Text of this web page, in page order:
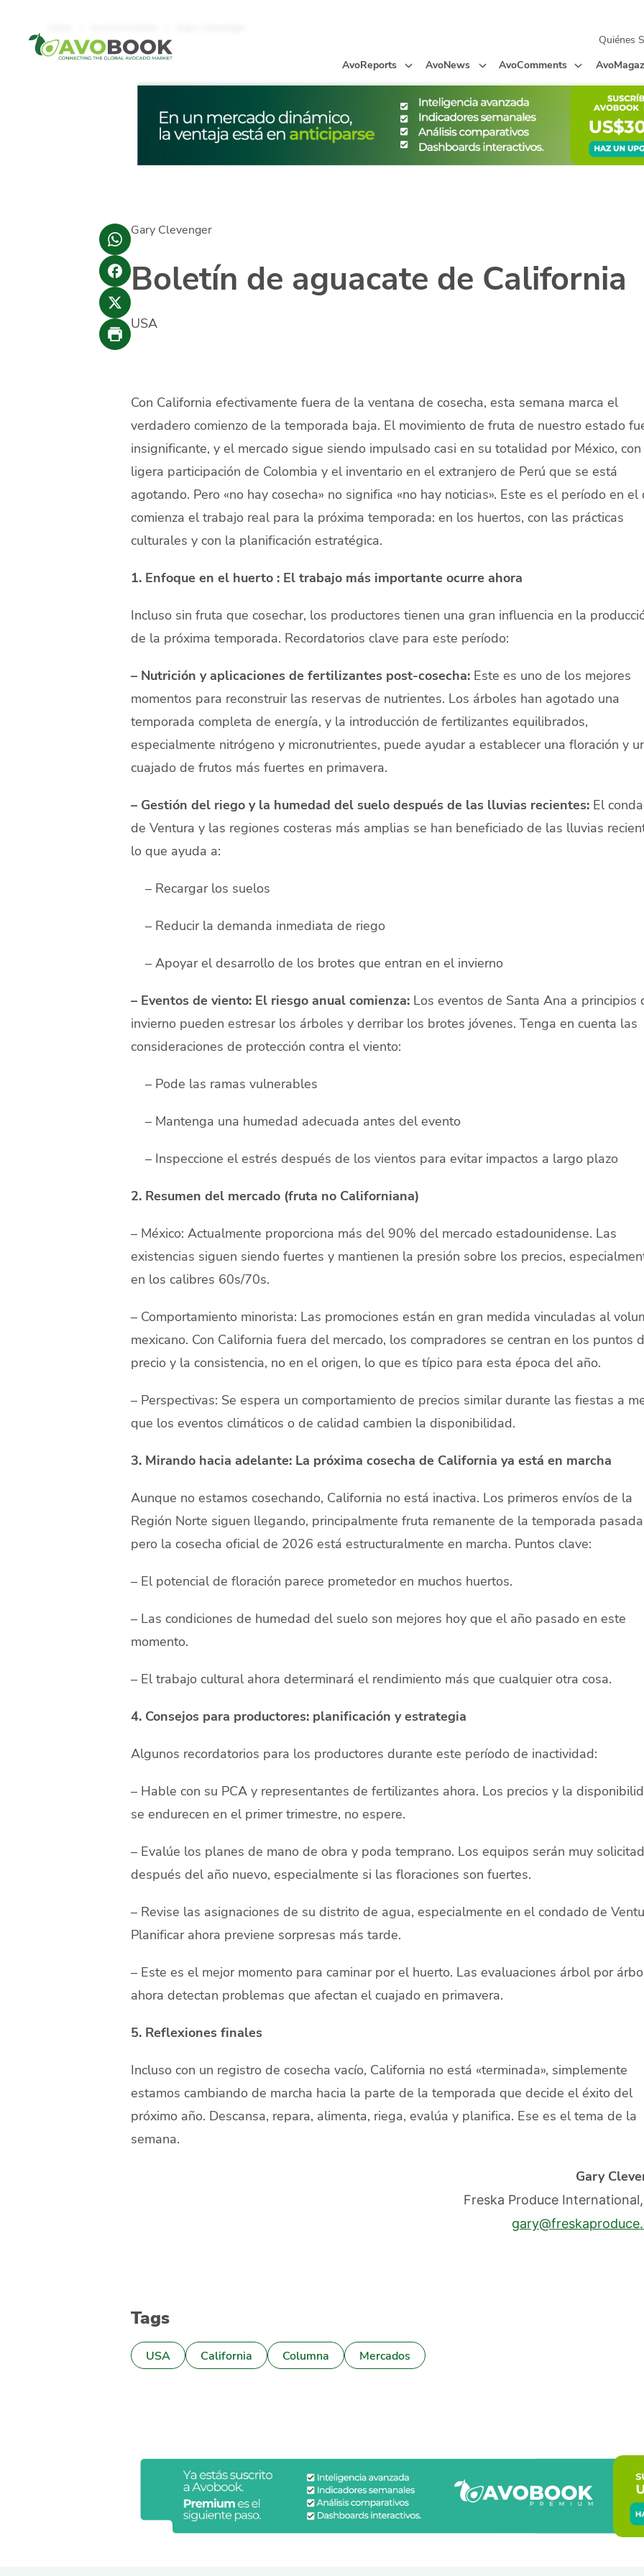
Quiénes
AvoReports
AvoNews AvoComments
Gary Clevenger
Boletín de aguacate de California
USA
Con California efectivamente fuera de la ventana de cosecha, esta semana marca el
verdadero comienzo de la temporada baja. El movimiento de fruta de nuestro estado
insignificante, y el mercado sigue siendo impulsado casi en su totalidad por México, con
ligera participación de Colombia y el inventario en el extranjero de Perú que se está
agotando. Pero «no hay cosecha» no significa «no hay noticias». Este es el período en el
comienza el trabajo real para la próxima temporada: en los huertos, con las prácticas
culturales y con la planificación estratégica.
1. Enfoque en el huerto : El trabajo más importante ocurre ahora
Incluso sin fruta que cosechar, los productores tienen una gran influencia en la
de la próxima temporada. Recordatorios clave para este período:
– Nutrición y aplicaciones de fertilizantes post-cosecha: Este es uno de los mejores
momentos para reconstruir las reservas de nutrientes. Los árboles han agotado una
temporada completa de energía, y la introducción de fertilizantes equilibrados,
especialmente nitrógeno y micronutrientes, puede ayudar a establecer una floración y
cuajado de frutos más fuertes en primavera.
– Gestión del riego y la humedad del suelo después de las lluvias recientes: El
de Ventura y las regiones costeras más amplias se han beneficiado de las lluvias
lo que ayuda a:
– Recargar los suelos
– Reducir la demanda inmediata de riego
– Apoyar el desarrollo de los brotes que entran en el invierno
– Eventos de viento: El riesgo anual comienza: Los eventos de Santa Ana a principios
invierno pueden estresar los árboles y derribar los brotes jóvenes. Tenga en cuenta las
consideraciones de protección contra el viento:
– Pode las ramas vulnerables
– Mantenga una humedad adecuada antes del evento
– Inspeccione el estrés después de los vientos para evitar impactos a largo plazo
2. Resumen del mercado (fruta no Californiana)
– México: Actualmente proporciona más del 90% del mercado estadounidense. Las
existencias siguen siendo fuertes y mantienen la presión sobre los precios,
en los calibres 60s/70s.
– Comportamiento minorista: Las promociones están en gran medida vinculadas al
mexicano. Con California fuera del mercado, los compradores se centran en los puntos
precio y la consistencia, no en el origen, lo que es típico para esta época del año.
– Perspectivas: Se espera un comportamiento de precios similar durante las fiestas a
que los eventos climáticos o de calidad cambien la disponibilidad.
3. Mirando hacia adelante: La próxima cosecha de California ya está en marcha
Aunque no estamos cosechando, California no está inactiva. Los primeros envíos de la
Región Norte siguen llegando, principalmente fruta remanente de la temporada
pero la cosecha oficial de 2026 está estructuralmente en marcha. Puntos clave:
– El potencial de floración parece prometedor en muchos huertos.
– Las condiciones de humedad del suelo son mejores hoy que el año pasado en este
momento.
– El trabajo cultural ahora determinará el rendimiento más que cualquier otra cosa.
4. Consejos para productores: planificación y estrategia
Algunos recordatorios para los productores durante este período de inactividad:
– Hable con su PCA y representantes de fertilizantes ahora. Los precios y la
se endurecen en el primer trimestre, no espere.
– Evalúe los planes de mano de obra y poda temprano. Los equipos serán muy
después del año nuevo, especialmente si las floraciones son fuertes.
– Revise las asignaciones de su distrito de agua, especialmente en el condado de
Planificar ahora previene sorpresas más tarde.
– Este es el mejor momento para caminar por el huerto. Las evaluaciones árbol por
ahora detectan problemas que afectan el cuajado en primavera.
5. Reflexiones finales
Incluso con un registro de cosecha vacío, California no está «terminada», simplemente
estamos cambiando de marcha hacia la parte de la temporada que decide el éxito del
próximo año. Descansa, repara, alimenta, riega, evalúa y planifica. Ese es el tema de la
semana.
Gary
Freska Produce International,
Tags
USA California Columna Mercados